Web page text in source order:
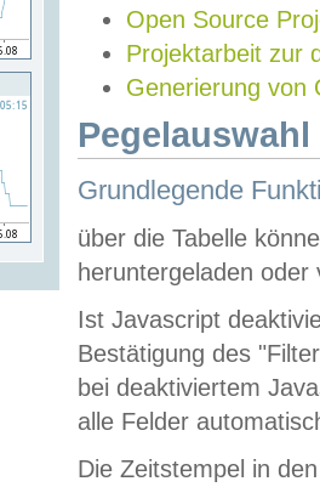
Open Source
Projektarbeit zur
Generierung von
Grundlegende
über die Tabelle
heruntergeladen oder
Ist Javascript
Bestätigung des
bei deaktiviertem
alle Felder
Die Zeitstempel in